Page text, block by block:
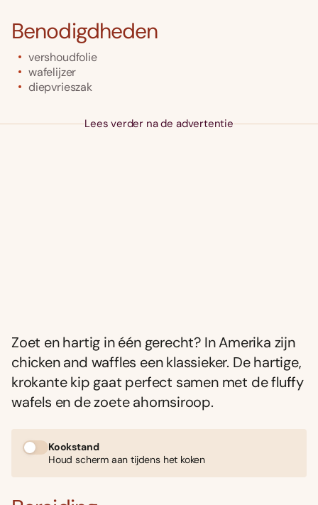
Benodigdheden
vershoudfolie
wafelijzer
diepvrieszak
Lees verder na de advertentie
Zoet en hartig in één gerecht? In Amerika zijn
chicken and waffles een klassieker. De hartige,
krokante kip gaat perfect samen met de fluffy
wafels en de zoete ahornsiroop.
Kookstand
Houd scherm aan tijdens het koken